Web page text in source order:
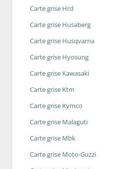
Carte grise Hrd
Carte grise Husaberg
Carte grise Husqvarna
Carte grise Hyosung
Carte grise Kawasaki
Carte grise Ktm
Carte grise Kymco
Carte grise Malaguti
Carte grise Mbk
Carte grise Moto-Guzzi